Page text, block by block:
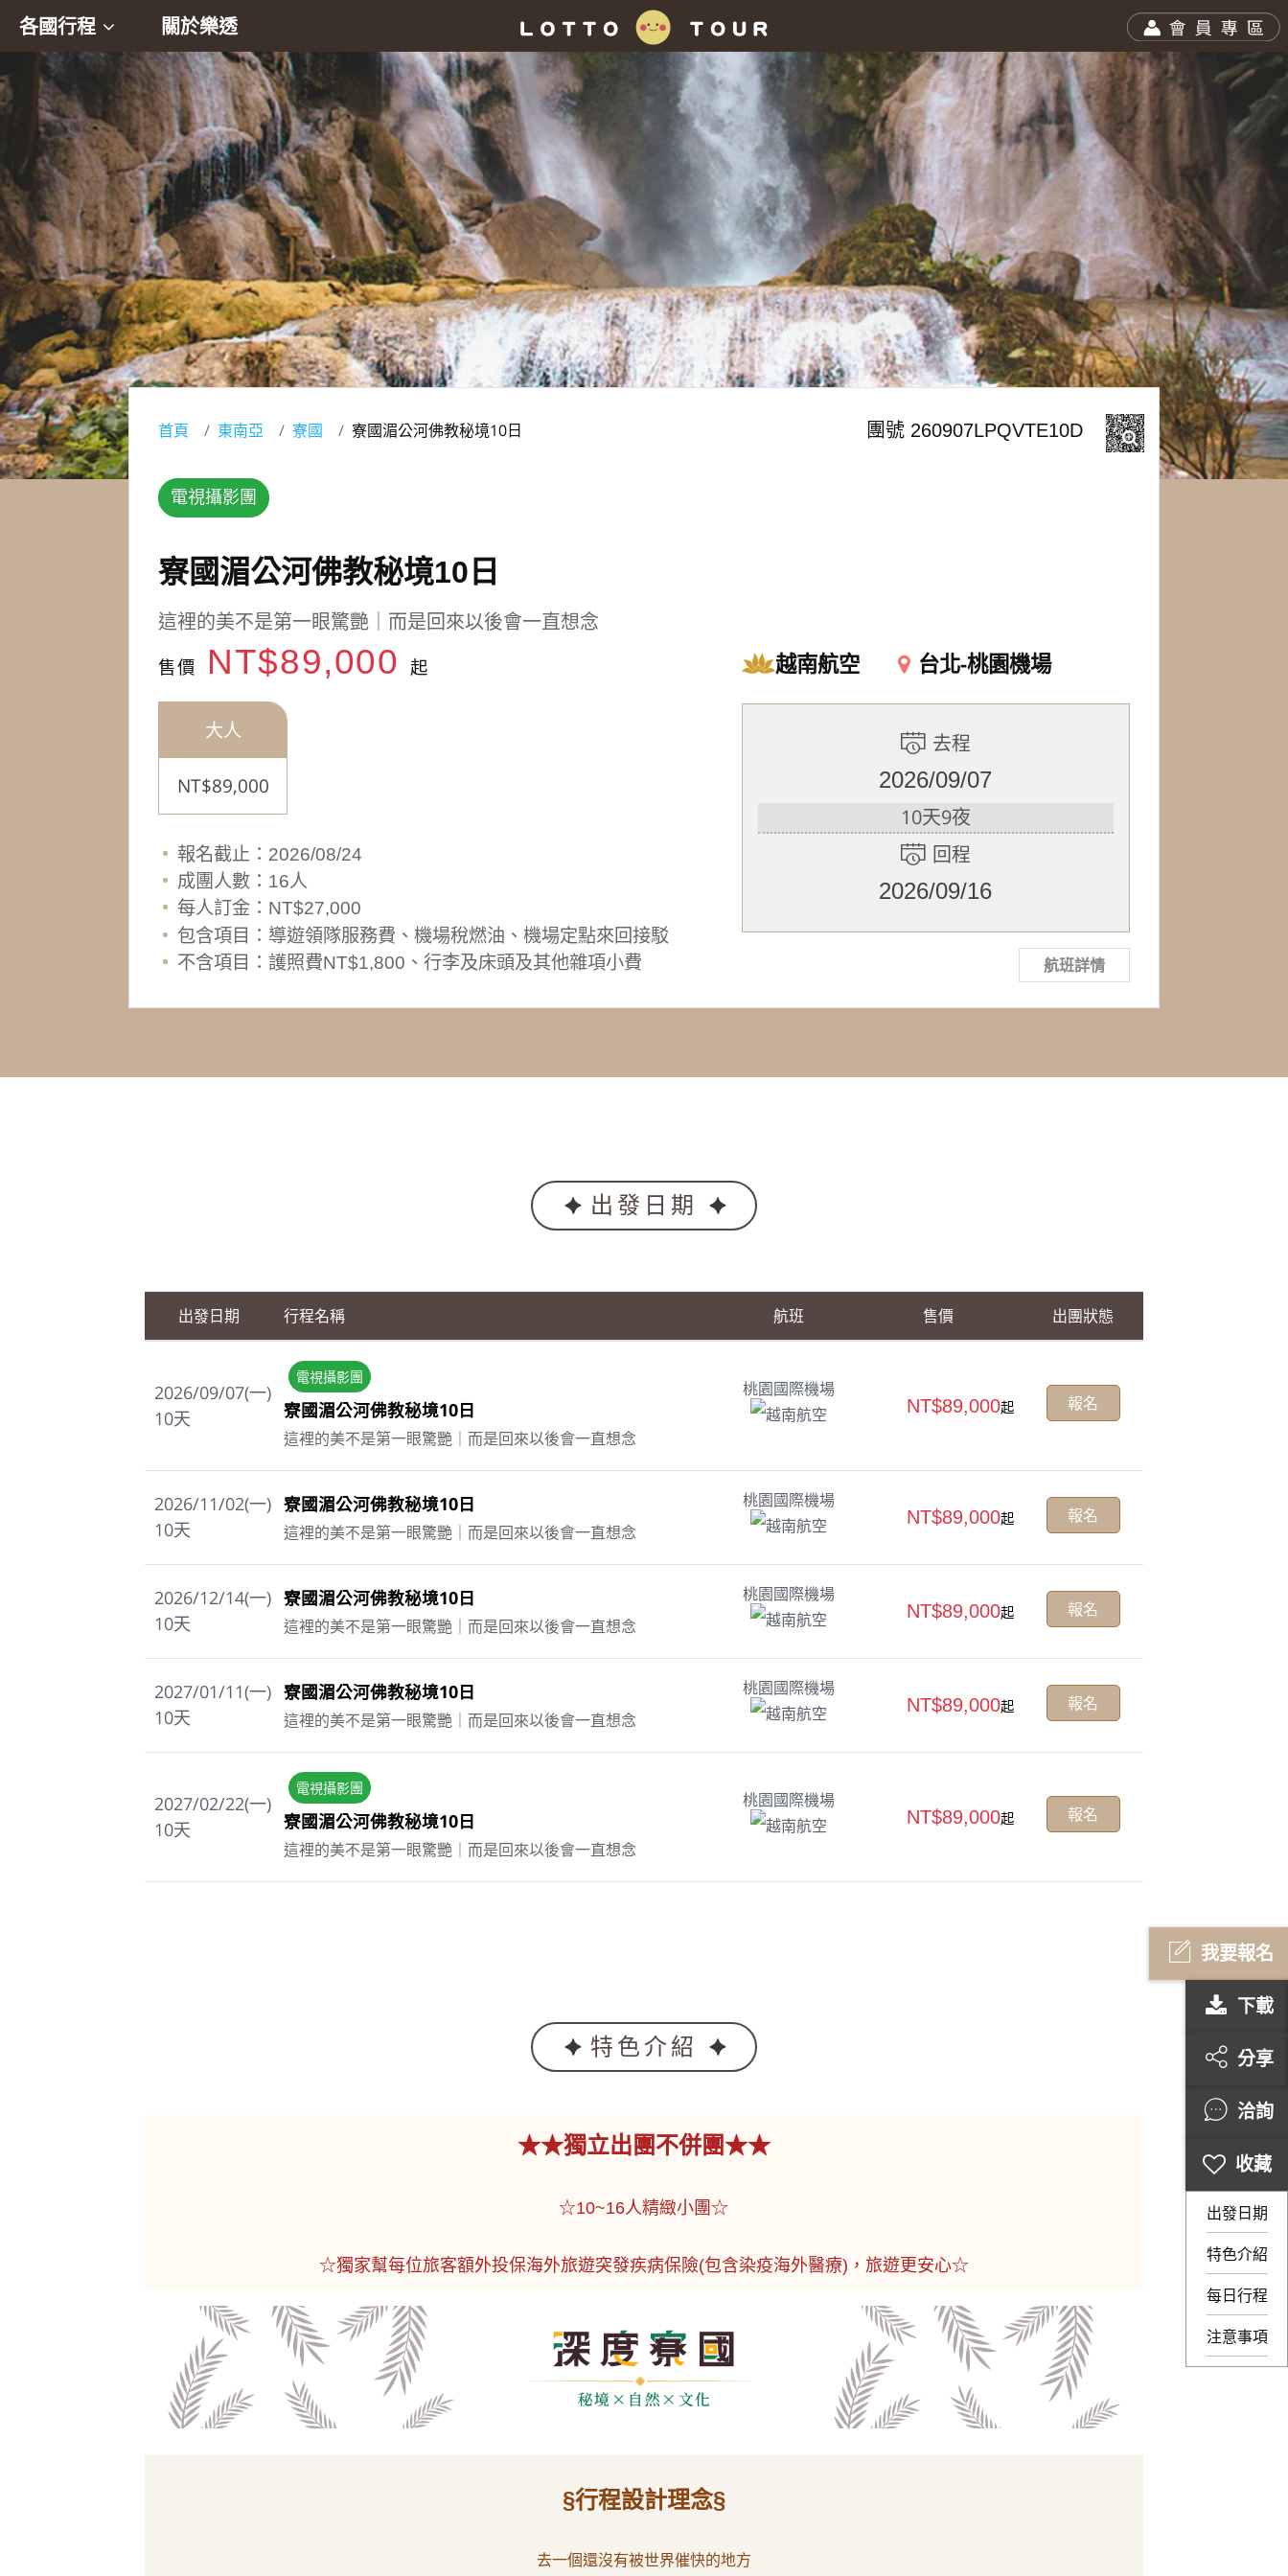
各國行程 關於樂透
我要報名
下載
分享
洽詢
特色介紹
每日行程
注意事項
出發日期
首頁 東南亞 寮國 寮國湄公河佛教秘境10日
電視攝影團
團號 260907LPQVTE10D
寮國湄公河佛教秘境10日
這裡的美不是第一眼驚艷｜而是回來以後會一直想念
售價 NT$89,000起
大人
NT$89,000
報名截止：2026/08/24
成團人數：16人
每人訂金：NT$27,000
包含項目：導遊領隊服務費、機場稅燃油、機場定點來回接駁
不含項目：護照費NT$1,800、行李及床頭及其他雜項小費
越南航空 台北-桃園機場
去程
2026/09/07
10天9夜
回程
2026/09/16
航班詳情
特色介紹
★★獨立出團不併團★★
☆10~16人精緻小團☆
☆獨家幫每位旅客額外投保海外旅遊突發疾病保險(包含染疫海外醫療)，旅遊更安心☆
§行程設計理念§
去一個還沒有被世界催快的地方
出發日期
出發日期 行程名稱 航班 售價 出團狀態
2026/09/07(一)
10天
電視攝影團
寮國湄公河佛教秘境10日
這裡的美不是第一眼驚艷｜而是回來以後會一直想念
桃園國際機場
越南航空
NT$89,000起 報名
2026/11/02(一)
10天
寮國湄公河佛教秘境10日
這裡的美不是第一眼驚艷｜而是回來以後會一直想念
桃園國際機場
越南航空
NT$89,000起 報名
2026/12/14(一)
10天
寮國湄公河佛教秘境10日
這裡的美不是第一眼驚艷｜而是回來以後會一直想念
桃園國際機場
越南航空
NT$89,000起 報名
2027/01/11(一)
10天
寮國湄公河佛教秘境10日
這裡的美不是第一眼驚艷｜而是回來以後會一直想念
桃園國際機場
越南航空
NT$89,000起 報名
2027/02/22(一)
10天
電視攝影團
寮國湄公河佛教秘境10日
這裡的美不是第一眼驚艷｜而是回來以後會一直想念
桃園國際機場
越南航空
NT$89,000起 報名